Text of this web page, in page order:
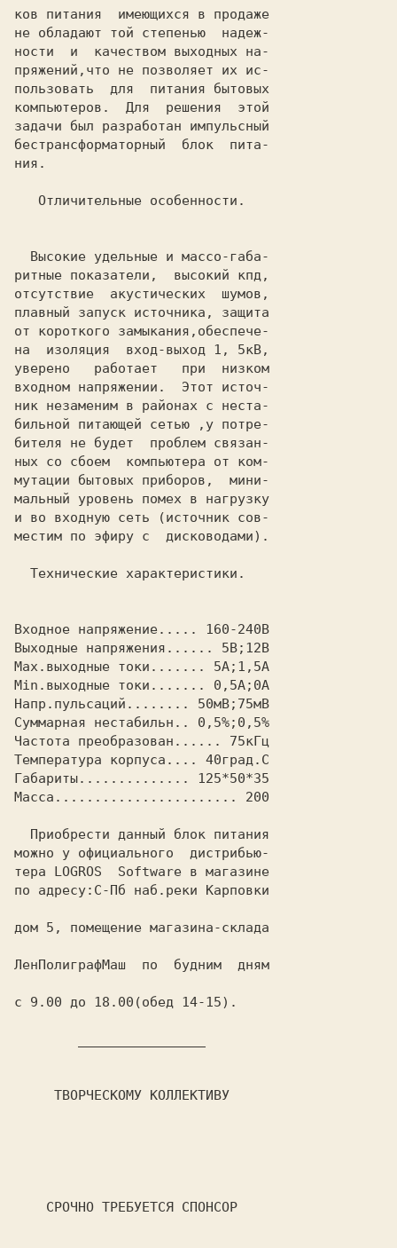
ков питания  имеющихся в продаже
не обладают той степенью  надеж-
ности  и  качеством выходных на-
пряжений,что не позволяет их ис-
пользовать  для  питания бытовых
компьютеров.  Для  решения  этой
задачи был разработан импульсный
бестрансформаторный  блок  пита-
ния.
ритные показатели,  высокий кпд,
отсутствие  акустических  шумов,
плавный запуск источника, защита
от короткого замыкания,обеспече-
на  изоляция  вход-выход 1, 5кВ,
уверено   работает   при  низком
входном напряжении.  Этот источ-
ник незаменим в районах с неста-
бильной питающей сетью ,у потре-
бителя не будет  проблем связан-
ных со сбоем  компьютера от ком-
мутации бытовых приборов,  мини-
мальный уровень помех в нагрузку
и во входную сеть (источник сов-
местим по эфиру с  дисководами).
Входное напряжение..... 160-240В
Выходные напряжения...... 5В;12В
Мах.выходные токи....... 5А;1,5А
Мin.выходные токи....... 0,5А;0А
Напр.пульсаций........ 50мВ;75мВ
Суммарная нестабильн.. 0,5%;0,5%
Частота преобразован...... 75кГц
Температура корпуса.... 40град.С
Габариты.............. 125*50*35
Масса....................... 200
можно у официального  дистрибью-
тера LOGROS  Software в магазине
по адресу: